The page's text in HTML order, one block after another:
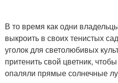
В то время как одни
выкроить в своих тенистых
уголок для светолюбивых
притенить свой цветник,
опаляли прямые солнечные